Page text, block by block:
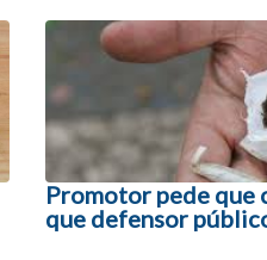
Promotor pede que
que defensor